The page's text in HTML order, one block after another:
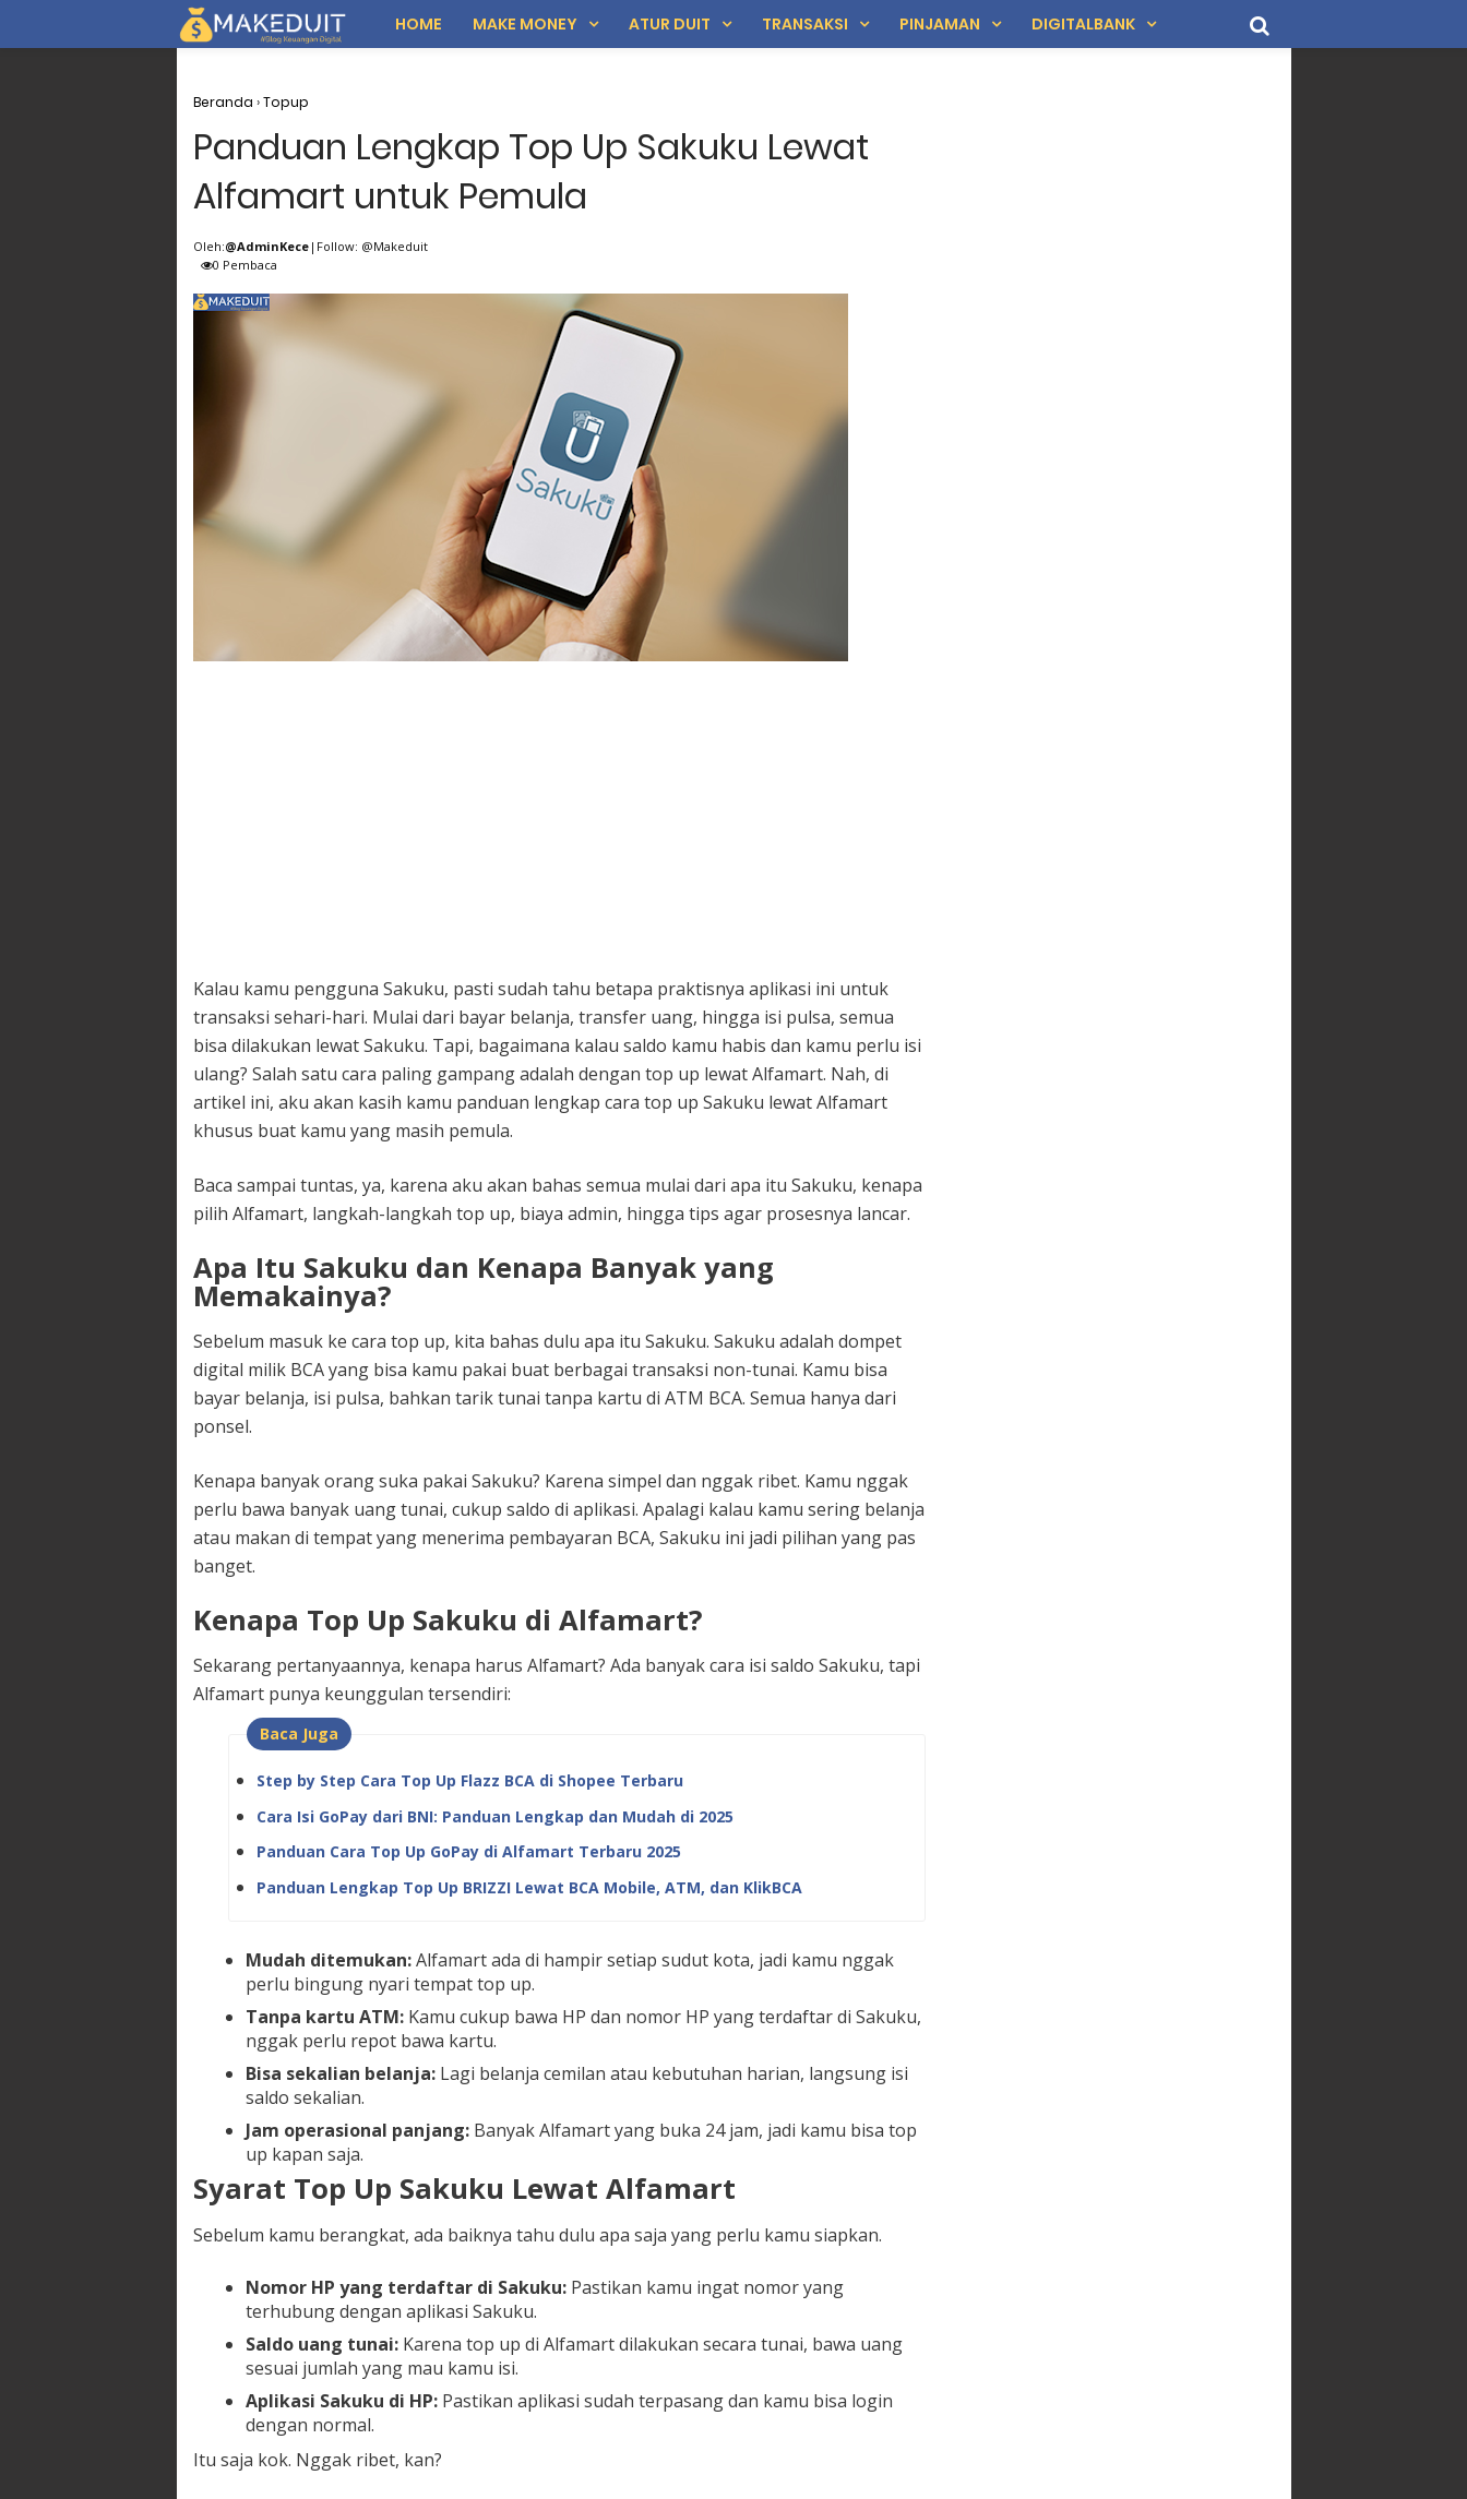
HOME MAKE MONEY ATUR DUIT TRANSAKSI PINJAMAN DIGITALBANK
Beranda ›Topup
Panduan Lengkap Top Up Sakuku Lewat
Alfamart untuk Pemula
Oleh:@AdminKece|Follow: @Makeduit
0 Pembaca
Kalau kamu pengguna Sakuku, pasti sudah tahu betapa praktisnya aplikasi ini untuk
transaksi sehari-hari. Mulai dari bayar belanja, transfer uang, hingga isi pulsa, semua
bisa dilakukan lewat Sakuku. Tapi, bagaimana kalau saldo kamu habis dan kamu perlu isi
ulang? Salah satu cara paling gampang adalah dengan top up lewat Alfamart. Nah, di
artikel ini, aku akan kasih kamu panduan lengkap cara top up Sakuku lewat Alfamart
khusus buat kamu yang masih pemula.
Baca sampai tuntas, ya, karena aku akan bahas semua mulai dari apa itu Sakuku, kenapa
pilih Alfamart, langkah-langkah top up, biaya admin, hingga tips agar prosesnya lancar.
Apa Itu Sakuku dan Kenapa Banyak yang
Memakainya?
Sebelum masuk ke cara top up, kita bahas dulu apa itu Sakuku. Sakuku adalah dompet
digital milik BCA yang bisa kamu pakai buat berbagai transaksi non-tunai. Kamu bisa
bayar belanja, isi pulsa, bahkan tarik tunai tanpa kartu di ATM BCA. Semua hanya dari
ponsel.
Kenapa banyak orang suka pakai Sakuku? Karena simpel dan nggak ribet. Kamu nggak
perlu bawa banyak uang tunai, cukup saldo di aplikasi. Apalagi kalau kamu sering belanja
atau makan di tempat yang menerima pembayaran BCA, Sakuku ini jadi pilihan yang pas
banget.
Kenapa Top Up Sakuku di Alfamart?
Sekarang pertanyaannya, kenapa harus Alfamart? Ada banyak cara isi saldo Sakuku, tapi
Alfamart punya keunggulan tersendiri:
Baca Juga
Step by Step Cara Top Up Flazz BCA di Shopee Terbaru
Cara Isi GoPay dari BNI: Panduan Lengkap dan Mudah di 2025
Panduan Cara Top Up GoPay di Alfamart Terbaru 2025
Panduan Lengkap Top Up BRIZZI Lewat BCA Mobile, ATM, dan KlikBCA
Mudah ditemukan:Alfamart ada di hampir setiap sudut kota, jadi kamu nggak
perlu bingung nyari tempat top up.
Tanpa kartu ATM:Kamu cukup bawa HP dan nomor HP yang terdaftar di Sakuku,
nggak perlu repot bawa kartu.
Bisa sekalian belanja:Lagi belanja cemilan atau kebutuhan harian, langsung isi
saldo sekalian.
Jam operasional panjang:Banyak Alfamart yang buka 24 jam, jadi kamu bisa top
up kapan saja.
Syarat Top Up Sakuku Lewat Alfamart
Sebelum kamu berangkat, ada baiknya tahu dulu apa saja yang perlu kamu siapkan.
Nomor HP yang terdaftar di Sakuku:Pastikan kamu ingat nomor yang
terhubung dengan aplikasi Sakuku.
Saldo uang tunai:Karena top up di Alfamart dilakukan secara tunai, bawa uang
sesuai jumlah yang mau kamu isi.
Aplikasi Sakuku di HP:Pastikan aplikasi sudah terpasang dan kamu bisa login
dengan normal.
Itu saja kok. Nggak ribet, kan?